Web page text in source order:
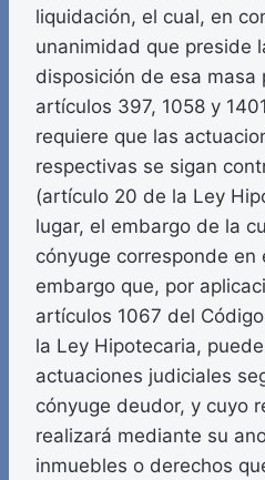
liquidación, el cual, en
unanimidad que preside
disposición de esa masa
artículos 397, 1058 y
requiere que las
respectivas se sigan
(artículo 20 de la Ley
lugar, el embargo de la
cónyuge corresponde en
embargo que, por
artículos 1067 del
la Ley Hipotecaria,
actuaciones judiciales
cónyuge deudor, y cuyo
realizará mediante su
inmuebles o derechos